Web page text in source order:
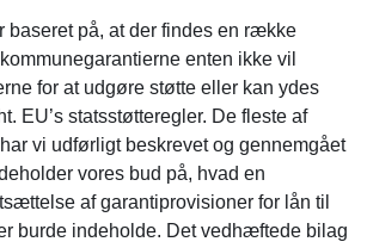
baseret på, at der findes en række
enten ikke vil
for at udgøre støtte eller kan ydes
EU’s statsstøtteregler. De fleste af
vi udførligt beskrevet og gennemgået
vores bud på, hvad en
af garantiprovisioner for lån til
burde indeholde. Det vedhæftede bilag